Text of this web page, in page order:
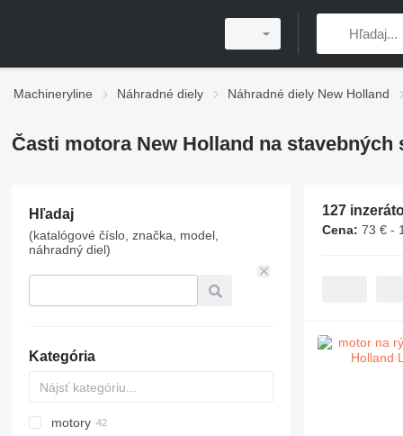
Machineryline Náhradné diely Náhradné diely New Holland
Časti motora New Holland na stavebných
Hľadaj
(katalógové číslo, značka, model,
náhradný diel)
Kategória
motory
127
Cena: 73 € -